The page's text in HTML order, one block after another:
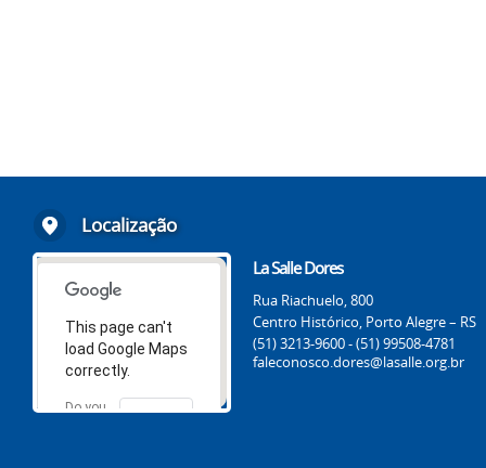
Localização
This page can't
load Google Maps
correctly.
Do you
OK
La Salle Dores
Rua Riachuelo, 800
Centro Histórico, Porto Alegre – RS
(51) 3213-9600 - (51) 99508-4781
faleconosco.dores@lasalle.org.br